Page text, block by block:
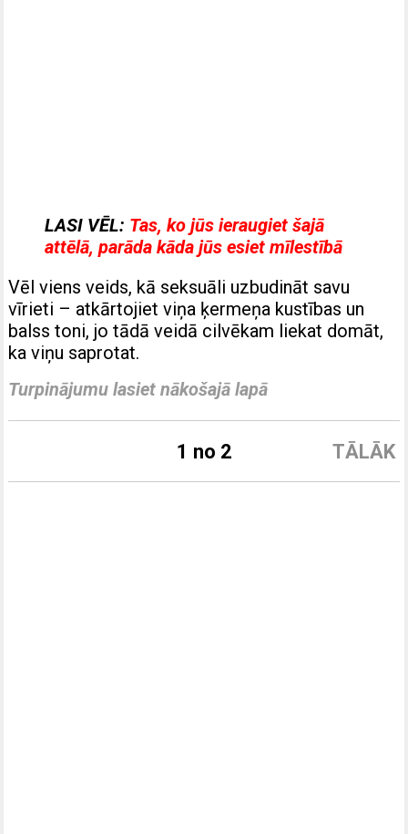
LASI VĒL: Tas, ko jūs ieraugiet šajā
attēlā, parāda kāda jūs esiet mīlestībā
Vēl viens veids, kā seksuāli uzbudināt savu
vīrieti – atkārtojiet viņa ķermeņa kustības un
balss toni, jo tādā veidā cilvēkam liekat domāt,
ka viņu saprotat.
Turpinājumu lasiet nākošajā lapā
TĀLĀK
1 no 2